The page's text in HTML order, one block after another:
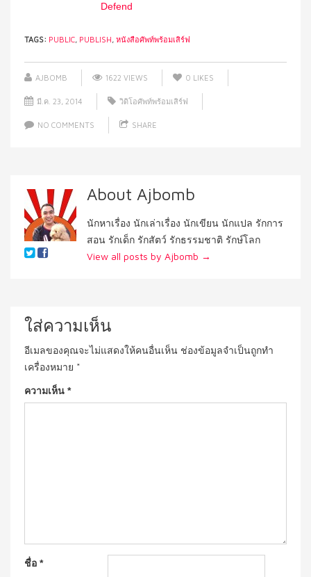
Defend
TAGS: PUBLIC, PUBLISH, หนังสือศัพท์พร้อมเสิร์ฟ
AJBOMB 1622 VIEWS 0 LIKES
มี.ค. 23, 2014 วิดิโอศัพท์พร้อมเสิร์ฟ
NO COMMENTS SHARE
About Ajbomb
นักหาเรื่อง นักเล่าเรื่อง นักเขียน นักแปล รักการ
สอน รักเด็ก รักสัตว์ รักธรรมชาติ รักษ์โลก
View all posts by Ajbomb →
ใส่ความเห็น
อีเมลของคุณจะไม่แสดงให้คนอื่นเห็น ช่องข้อมูลจำเป็นถูกทำ
เครื่องหมาย *
ความเห็น *
ชื่อ *